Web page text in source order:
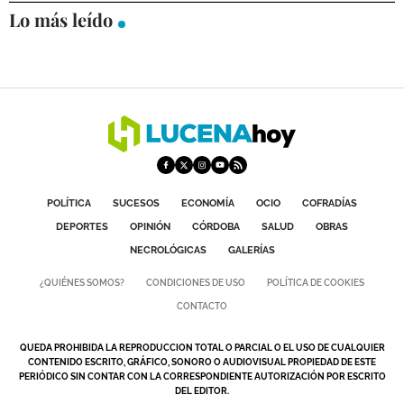
DEPORTES
DEPORTE BASE
VENTANA CIUDADANA
CÓRDOBA
OBRAS
Lo más leído
POLÍTICA SUCESOS ECONOMÍA OCIO
COFRADÍAS
DEPORTES
OPINIÓN CÓRDOBA SALUD
OBRAS
NECROLÓGICAS
GALERÍAS
¿QUIÉNES SOMOS? CONDICIONES DE USO POLÍTICA DE COOKIES
CONTACTO
QUEDA PROHIBIDA LA REPRODUCCION TOTAL O PARCIAL O EL USO DE CUALQUIER
CONTENIDO ESCRITO, GRÁFICO, SONORO O AUDIOVISUAL PROPIEDAD DE ESTE
PERIÓDICO SIN CONTAR CON LA CORRESPONDIENTE AUTORIZACIÓN POR ESCRITO
DEL EDITOR.